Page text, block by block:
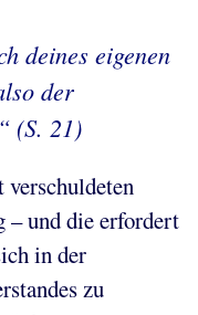
deines eigenen
der
(S. 21)
verschuldeten
und die erfordert
in der
zu